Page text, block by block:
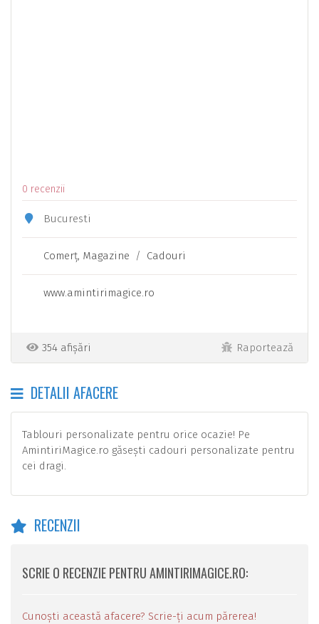
0 recenzii
Bucuresti
Comerţ, Magazine / Cadouri
www.amintirimagice.ro
354 afișări Raportează
DETALII AFACERE
Tablouri personalizate pentru orice ocazie! Pe
AmintiriMagice.ro găsești cadouri personalizate pentru
cei dragi.
RECENZII
SCRIE O RECENZIE PENTRU AMINTIRIMAGICE.RO:
Cunoști această afacere? Scrie-ți acum părerea!